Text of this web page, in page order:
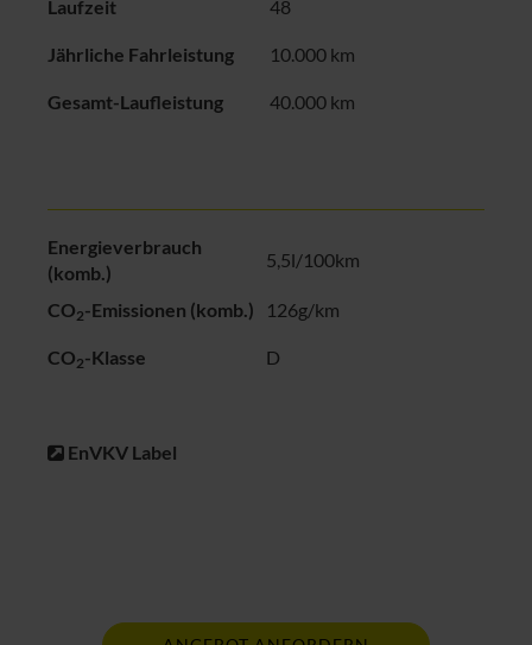
Laufzeit 48
Jährliche Fahrleistung 10.000 km
Gesamt-Laufleistung 40.000 km
Energieverbrauch
(komb.)
5,5l/100km
CO2-Emissionen (komb.) 126g/km
CO2-Klasse D
EnVKV Label